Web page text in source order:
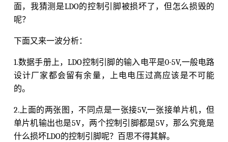
面，我猜测是LDO的控制引脚被损坏了，但怎么损毁的
呢？
下面又来一波分析：
1.数据手册上，LDO控制引脚的输入电平是0-5V,一般电路
设计厂家都会留有余量，上电电压过高应该是不可能
的。
2.上面的两张图，不同点是一张接5V,一张接单片机，但
单片机输出也是5V，两个控制引脚都是5V，那么究竟是
什么损坏LDO的控制引脚呢？百思不得其解。